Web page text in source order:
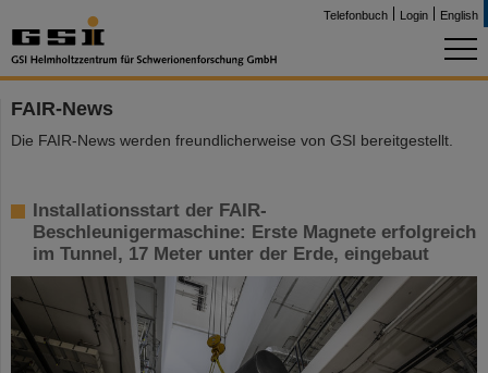
Telefonbuch Login English
FAIR-News
Die FAIR-News werden freundlicherweise von GSI bereitgestellt.
Installationsstart der FAIR-
Beschleunigermaschine: Erste Magnete erfolgreich
im Tunnel, 17 Meter unter der Erde, eingebaut